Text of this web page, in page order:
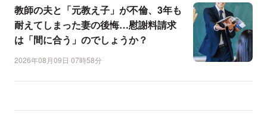
教師の夫と「元教え子」が不倫、3年も
耐えてしまった妻の後悔…慰謝料請求
は「間に合う」のでしょうか？
2026年08月09日 07時58分